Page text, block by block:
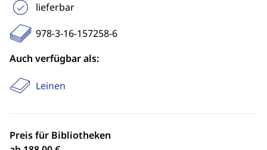
lieferbar
978-3-16-157258-6
Auch verfügbar als:
Leinen
Preis für Bibliotheken